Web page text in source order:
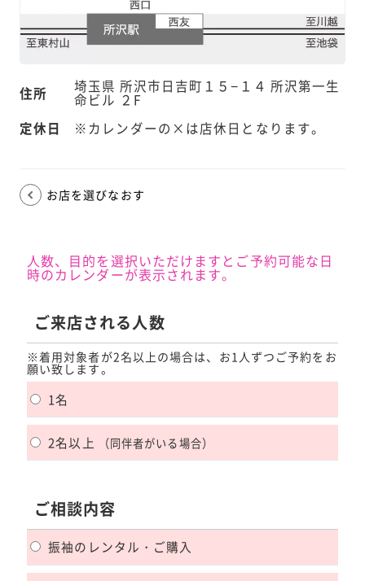
住所 埼玉県 所沢市日吉町１５−１４ 所沢第一生
命ビル ２F
定休日
※カレンダーの×は店休日となります。
お店を選びなおす
人数、目的を選択いただけますとご予約可能な日
時のカレンダーが表示されます。
ご来店される人数
※着用対象者が2名以上の場合は、お1人ずつご予約をお
願い致します。
1名
2名以上 （同伴者がいる場合）
ご相談内容
振袖のレンタル・ご購入